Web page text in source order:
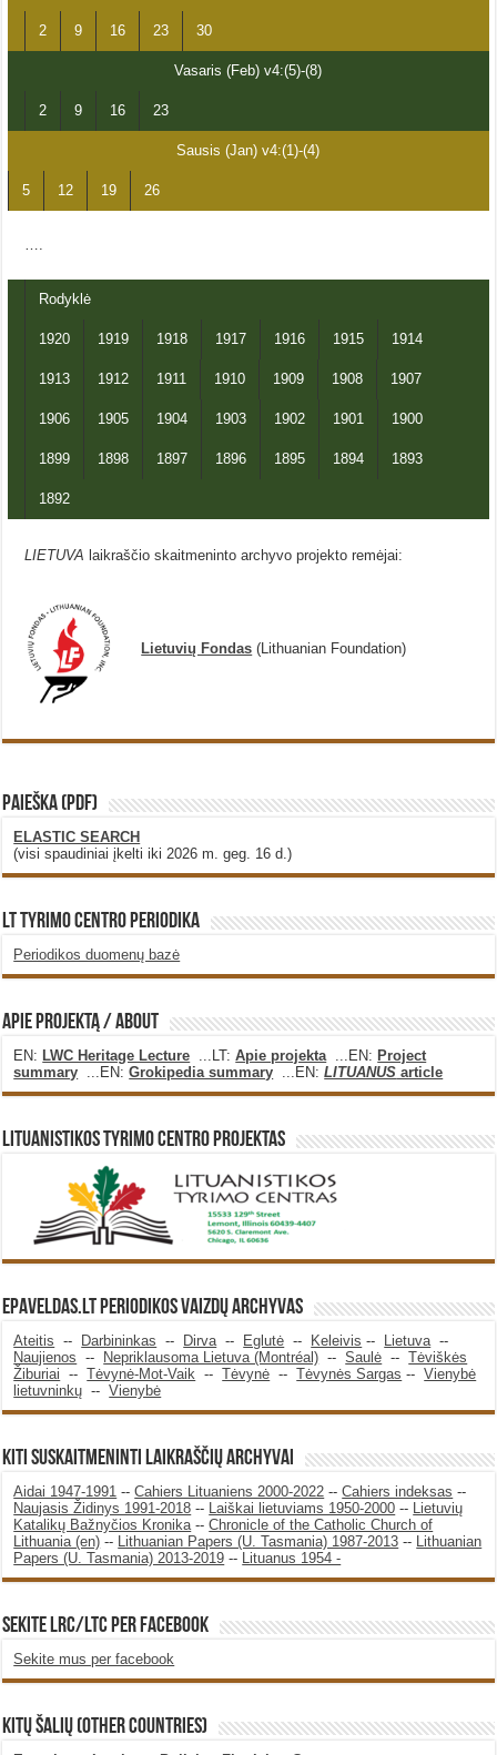
2 9 16 23 30
Vasaris (Feb) v4:(5)-(8)
2 9 16 23
Sausis (Jan) v4:(1)-(4)
5 12 19 26
Rodyklė
1920 1919 1918 1917 1916 1915 1914
1913 1912 1911 1910 1909 1908 1907
1906 1905 1904 1903 1902 1901 1900
1899 1898 1897 1896 1895 1894 1893
1892
LIETUVA laikraščio skaitmeninto archyvo projekto remėjai:
Lietuvių Fondas (Lithuanian Foundation)
PAIEŠKA (PDF)
ELASTIC SEARCH
(visi spaudiniai įkelti iki 2026 m. geg. 16 d.)
LT Tyrimo Centro Periodika
Periodikos duomenų bazė
Apie projektą / About
EN:LWC Heritage Lecture ...LT:Apie projekta ...EN:Project
summary ...EN:Grokipedia summary ...EN:LITUANUS article
Lituanistikos Tyrimo Centro Projektas
Epaveldas.LT periodikos vaizdų archyvas
Ateitis -- Darbininkas -- Dirva -- Eglutė -- Keleivis -- Lietuva --
Naujienos -- Nepriklausoma Lietuva (Montréal) --Saulė --Tėviškės
Žiburiai --Tėvynė-Mot-Vaik --Tėvynė --Tėvynės Sargas --Vienybė
lietuvninkų --Vienybė
KITI SUSKAITMENINTI LAIKRAŠČIŲ ARCHYVAI
Aidai 1947-1991 --Cahiers Lituaniens 2000-2022 --Cahiers indeksas --
Naujasis Židinys 1991-2018 -- Laiškai lietuviams 1950-2000 -- Lietuvių
Katalikų Bažnyčios Kronika --Chronicle of the Catholic Church of
Lithuania (en) -- Lithuanian Papers (U. Tasmania) 1987-2013 -- Lithuanian
Papers (U. Tasmania) 2013-2019 -- Lituanus 1954 -
SEKITE LRC/LTC PER FACEBOOK
Sekite mus per facebook
KITŲ ŠALIŲ (OTHER COUNTRIES)